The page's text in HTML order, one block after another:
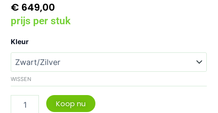
€ 649,00
prijs per stuk
Kleur
WISSEN
Tivoli
Music
System
BT
aantal
Koop nu